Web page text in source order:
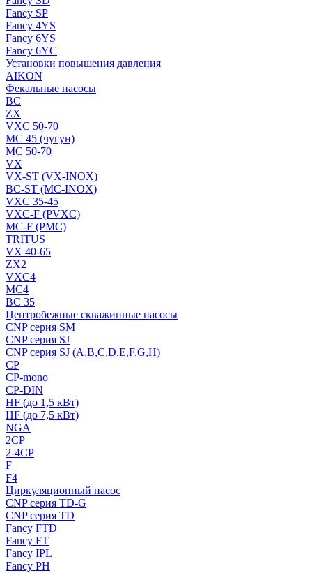
Fancy SP
Fancy 4YS
Fancy 6YS
Fancy 6YC
Установки повышения давления
AIKON
Фекальные насосы
BC
ZX
VXC 50-70
MC 45 (чугун)
MC 50-70
VX
VX-ST (VX-INOX)
BC-ST (MC-INOX)
VXC 35-45
VXC-F (PVXC)
MC-F (PMC)
TRITUS
VX 40-65
ZX2
VXC4
MC4
BC 35
Центробежные скважинные насосы
CNP серия SM
CNP серия SJ
CNP серия SJ (A,B,C,D,E,F,G,H)
CP
CP-mono
CP-DIN
HF (до 1,5 кВт)
HF (до 7,5 кВт)
NGA
2CP
2-4CP
F
F4
Циркуляционный насос
CNP серия TD-G
CNP серия TD
Fancy FTD
Fancy FT
Fancy IPL
Fancy PH